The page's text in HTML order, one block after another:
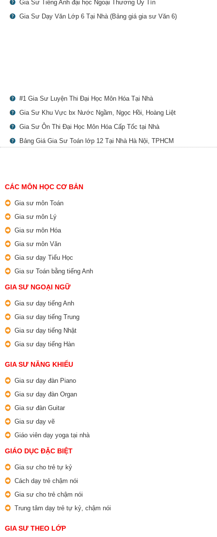
Gia Sư Tiếng Anh đại học Ngoại Thương Uy Tín
Gia Sư Dạy Văn Lớp 6 Tại Nhà (Bảng giá gia sư Văn 6)
#1 Gia Sư Luyện Thi Đại Học Môn Hóa Tại Nhà
Gia Sư Khu Vực bx Nước Ngầm, Ngọc Hồi, Hoàng Liệt
Gia Sư Ôn Thi Đại Học Môn Hóa Cấp Tốc tại Nhà
Bảng Giá Gia Sư Toán lớp 12 Tại Nhà Hà Nội, TPHCM
CÁC MÔN HỌC CƠ BẢN
Gia sư môn Toán
Gia sư môn Lý
Gia sư môn Hóa
Gia sư môn Văn
Gia sư dạy Tiểu Học
Gia sư Toán bằng tiếng Anh
GIA SƯ NGOẠI NGỮ
Gia sư dạy tiếng Anh
Gia sư dạy tiếng Trung
Gia sư dạy tiếng Nhật
Gia sư dạy tiếng Hàn
GIA SƯ NĂNG KHIẾU
Gia sư dạy đàn Piano
Gia sư dạy đàn Organ
Gia sư đàn Guitar
Gia sư dạy vẽ
Giáo viên dạy yoga tại nhà
GIÁO DỤC ĐẶC BIỆT
Gia sư cho trẻ tự kỷ
Cách dạy trẻ chậm nói
Gia sư cho trẻ chậm nói
Trung tâm dạy trẻ tự kỷ, chậm nói
GIA SƯ THEO LỚP